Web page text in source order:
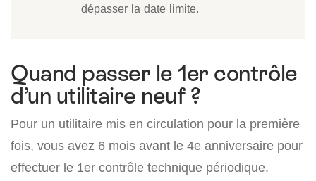
dépasser la date limite.
Quand passer le 1er contrôle
d’un utilitaire neuf ?
Pour un utilitaire mis en circulation pour la première
fois, vous avez 6 mois avant le 4e anniversaire pour
effectuer le 1er contrôle technique périodique.